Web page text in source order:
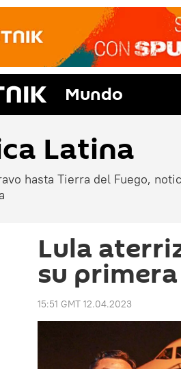
Mundo
Latina
hasta Tierra del Fuego,
Lula
su
15:51 GMT 12.04.2023